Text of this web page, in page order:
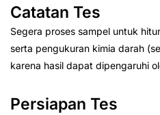
Catatan Tes
Segera proses sampel untuk
serta pengukuran kimia darah
karena hasil dapat dipengaruhi
Persiapan Tes